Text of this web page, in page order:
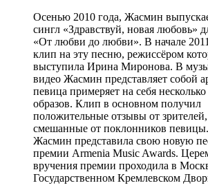
Осенью 2010 года, Жасмин
сингл «Здравствуй, новая любовь»
«От любви до любви». В начале
клип на эту песню, режиссёром
выступила Ирина Миронова. В
видео Жасмин представляет собой
певица примеряет на себя
образов. Клип в основном получил
положительные отзывы от
смешанные от поклонников
Жасмин представила свою новую
премии Armenia Music Awards.
вручения премии проходила в
Государственном Кремлевском